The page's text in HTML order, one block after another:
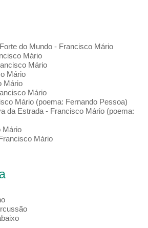
do Mundo - Francisco Mário
Mário
Mário
Mário
Mário
Mário
Mário (poema: Fernando Pessoa)
da Estrada - Francisco Mário (poema:
Mário
Mário